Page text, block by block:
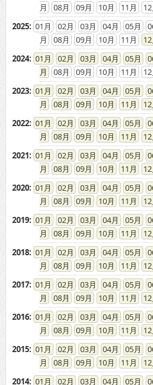
08
09 10 11
12
2025: 01 02 03 04 05
08
09 10 11
12
2024: 01 02 03 04 05
08
09 10 11
12
2023: 01 02 03 04 05
08
09 10 11
12
2022: 01 02 03 04 05
08
09 10 11
12
2021: 01 02 03 04 05
08
09 10 11
12
2020: 01 02 03 04 05
08
09 10 11
12
2019: 01 02 03 04 05
08
09 10 11
12
2018: 01 02 03 04 05
08
09 10 11
12
2017: 01 02 03 04 05
08
09 10 11
12
2016: 01 02 03 04 05
08
09 10 11
12
2015: 01 02 03 04 05
08
09 10 11
12
2014: 01 02 03 04 05